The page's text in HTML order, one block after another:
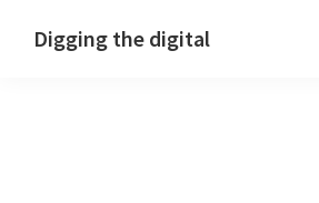
Digging the digital